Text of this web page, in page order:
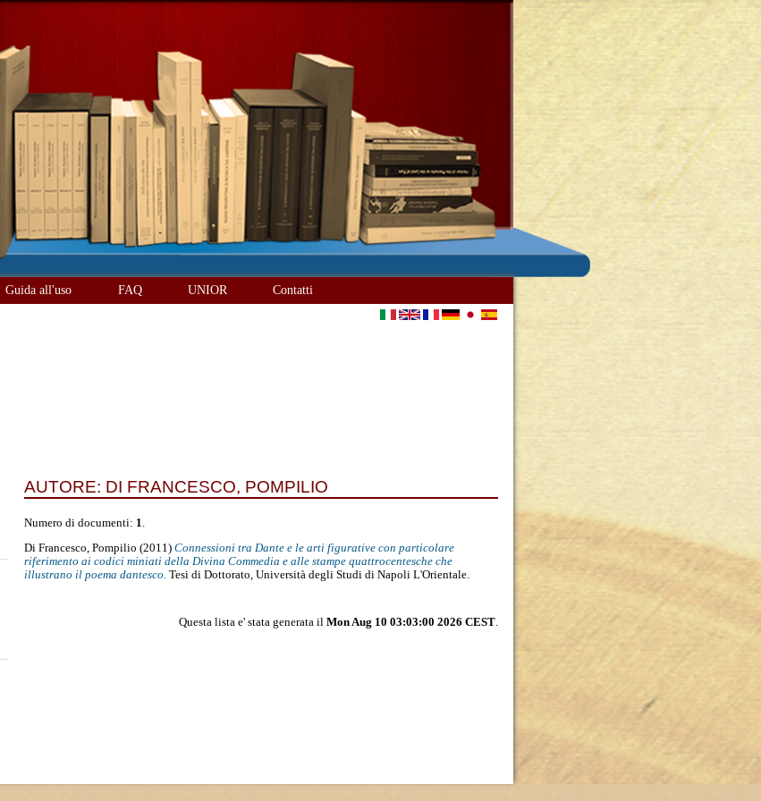
Guida all'uso FAQ UNIOR Contatti
AUTORE: DI FRANCESCO, POMPILIO
Numero di documenti: 1.
Di Francesco, Pompilio (2011) Connessioni tra Dante e le arti figurative con particolare
riferimento ai codici miniati della Divina Commedia e alle stampe quattrocentesche che
illustrano il poema dantesco. Tesi di Dottorato, Università degli Studi di Napoli L'Orientale.
Questa lista e' stata generata il Mon Aug 10 03:03:00 2026 CEST.